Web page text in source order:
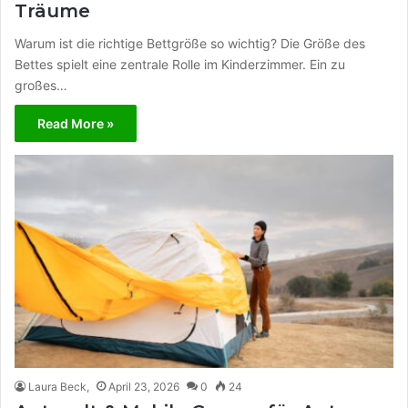
Träume
Warum ist die richtige Bettgröße so wichtig? Die Größe des
Bettes spielt eine zentrale Rolle im Kinderzimmer. Ein zu
großes…
Read More »
Laura Beck, April 23, 2026 0 24